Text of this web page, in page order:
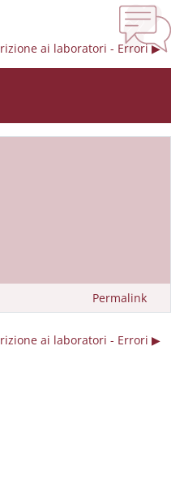
ai laboratori - Errori ▶︎
Permalink
ai laboratori - Errori ▶︎